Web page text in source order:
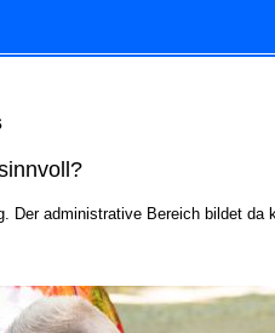
administrative Bereich bildet